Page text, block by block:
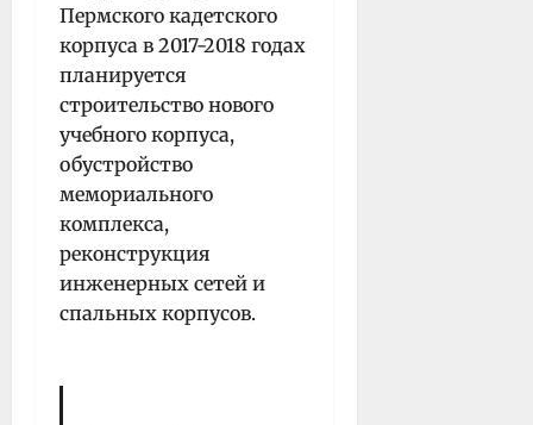
Пермского кадетского
корпуса в 2017-2018 годах
планируется
строительство нового
учебного корпуса,
обустройство
мемориального
комплекса,
реконструкция
инженерных сетей и
спальных корпусов.